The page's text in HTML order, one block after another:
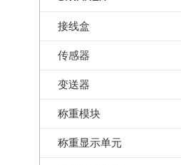
接线盒
传感器
变送器
称重模块
称重显示单元